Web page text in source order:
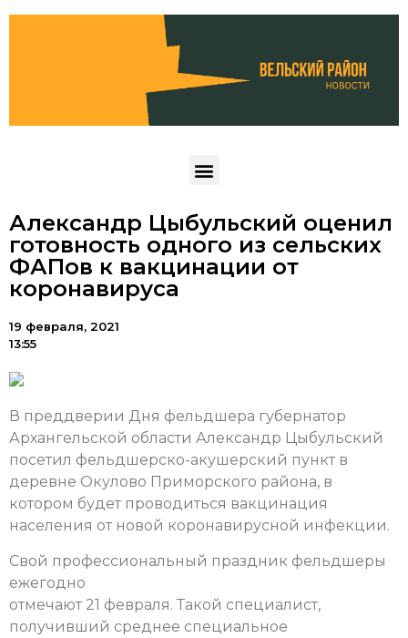
Александр Цыбульский оценил
готовность одного из сельских
ФАПов к вакцинации от
коронавируса
19 февраля, 2021
13:55
В преддверии Дня фельдшера губернатор
Архангельской области Александр Цыбульский
посетил фельдшерско-акушерский пункт в
деревне Окулово Приморского района, в
котором будет проводиться вакцинация
населения от новой коронавирусной инфекции.
Свой профессиональный праздник фельдшеры
ежегодно
отмечают 21 февраля. Такой специалист,
получивший среднее специальное